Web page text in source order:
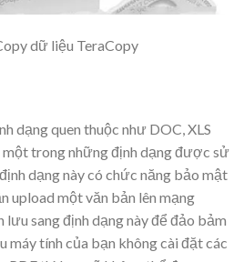
dữ liệu TeraCopy
dạng quen thuộc như DOC, XLS
một trong những định dạng được sử
dạng này có chức năng bảo mật
upload một văn bản lên mạng
sang định dạng này để đảo bảm
máy tính của bạn không cài đặt các